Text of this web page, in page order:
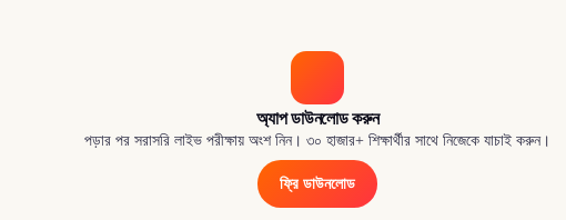
অ্যাপ ডাউনলোড করুন
পড়ার পর সরাসরি লাইভ পরীক্ষায় অংশ নিন। ৩০ হাজার+ শিক্ষার্থীর সাথে নিজেকে যাচাই করুন।
ফ্রি ডাউনলোড